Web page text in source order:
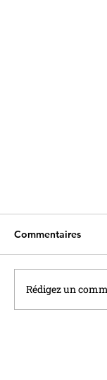
Commentaires
Rédigez un